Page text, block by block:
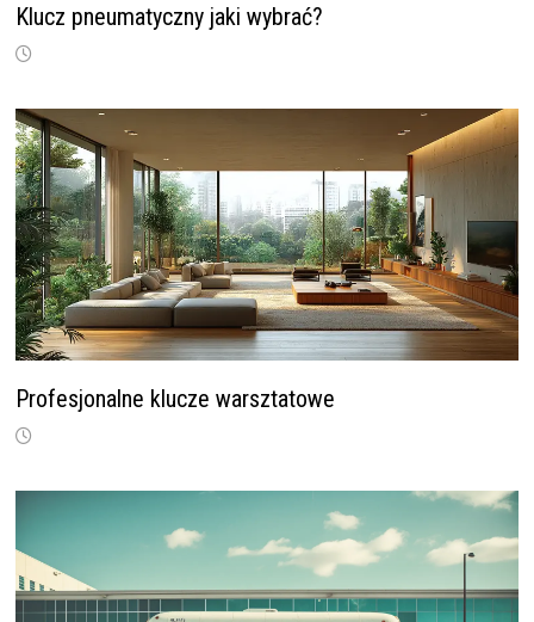
Klucz pneumatyczny jaki wybrać?
Profesjonalne klucze warsztatowe